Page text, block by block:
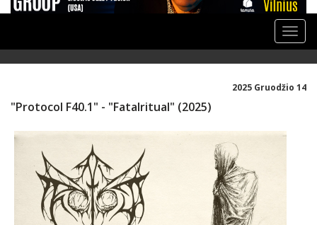
Toggle
2025 Gruodžio 14
"Protocol F40.1" - "Fatalritual" (2025)